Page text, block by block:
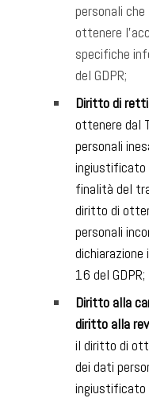
personali
ottenere
specifiche
del GDPR;
Diritto di
ottenere dal
personali
ingiustificato
finalità del
diritto di
personali
16 del GDPR;
Diritto alla
diritto alla
il diritto di
dei dati
ingiustificato